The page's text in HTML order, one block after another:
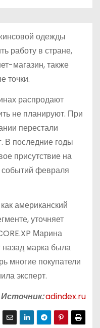
одежды
работу в стране,
магазин, также
точки.
распродают
не планируют. При
перестали
В последние годы
присутствие на
февраля
американский
уточняет
Марина
марка была
многие покупатели
эксперт.
Источник:adindex.ru